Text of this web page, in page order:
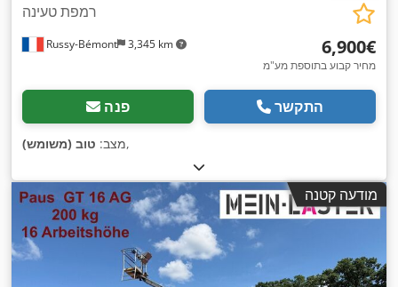
Russy-Bémont 3,345 km
רמפת טעינה
‏6,900 ‏€
מחיר קבוע בתוספת מע"מ
פנה התקשר
מצב: טוב (משומש) ,
מודעה קטנה